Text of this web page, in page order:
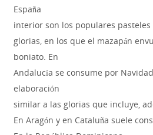
España
interior son los populares
glorias, en los que el mazapán
boniato. En
Andalucía se consume por
elaboración
similar a las glorias que incluye,
En Aragón y en Cataluña suele